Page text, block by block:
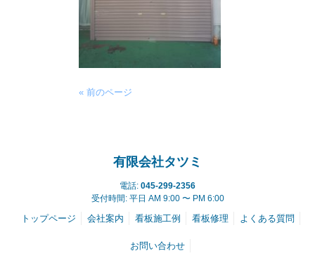
« 前のページ
有限会社タツミ
電話: 045-299-2356
受付時間: 平日 AM 9:00 〜 PM 6:00
トップページ 会社案内 看板施工例 看板修理 よくある質問
お問い合わせ